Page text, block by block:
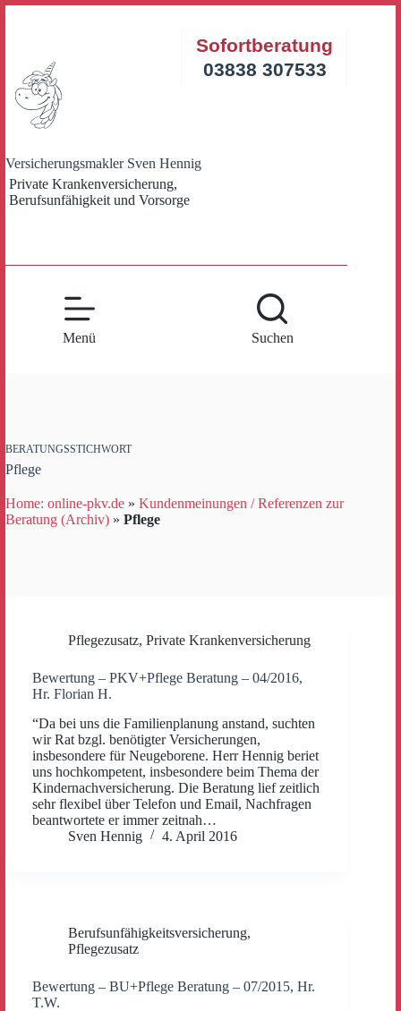
Versicherungsmakler Sven Hennig
Private Krankenversicherung,
Berufsunfähigkeit und Vorsorge
Sofortberatung
03838 307533
Menü Suchen
BERATUNGSSTICHWORT
Pflege
Home: online-pkv.de » Kundenmeinungen / Referenzen zur
Beratung (Archiv) » Pflege
Pflegezusatz, Private Krankenversicherung
Bewertung – PKV+Pflege Beratung – 04/2016,
Hr. Florian H.
“Da bei uns die Familienplanung anstand, suchten
wir Rat bzgl. benötigter Versicherungen,
insbesondere für Neugeborene. Herr Hennig beriet
uns hochkompetent, insbesondere beim Thema der
Kindernachversicherung. Die Beratung lief zeitlich
sehr flexibel über Telefon und Email, Nachfragen
beantwortete er immer zeitnah…
Sven Hennig
4. April 2016
Berufsunfähigkeitsversicherung,
Pflegezusatz
Bewertung – BU+Pflege Beratung – 07/2015, Hr.
T.W.